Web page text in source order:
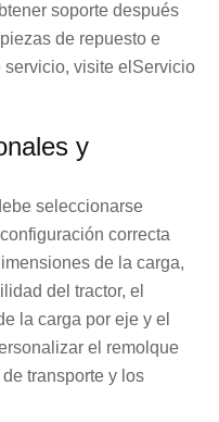
soporte después
de repuesto e
visite el Servicio
y
seleccionarse
correcta
de la carga,
del tractor, el
la carga por eje y el
el remolque
transporte y los